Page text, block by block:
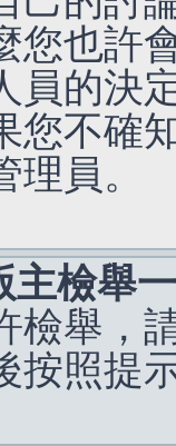
您也許
員的決
您不確
員。
主檢舉
檢舉，
按照提